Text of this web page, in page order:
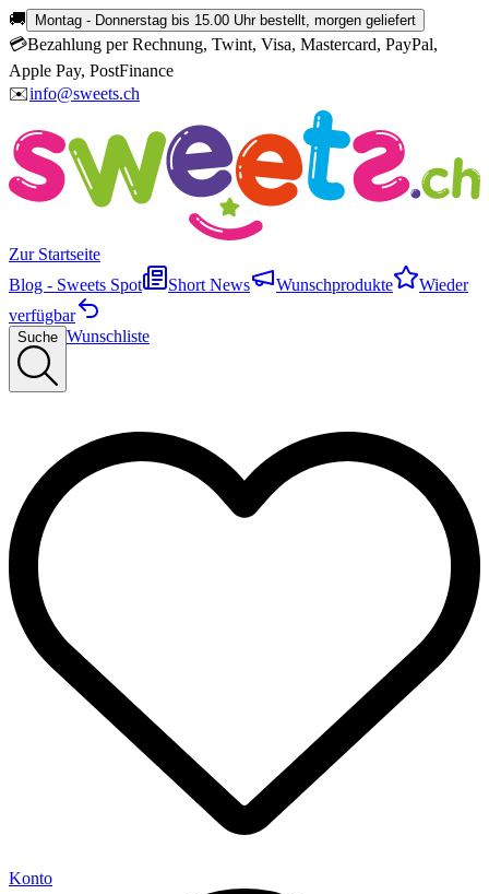
🚚 Montag - Donnerstag bis 15.00 Uhr bestellt, morgen geliefert
💳Bezahlung per Rechnung, Twint, Visa, Mastercard, PayPal,
Apple Pay, PostFinance
✉️info@sweets.ch
Zur Startseite
Blog - Sweets Spot
Short News Wunschprodukte
Wieder
verfügbar
Suche Wunschliste
Konto